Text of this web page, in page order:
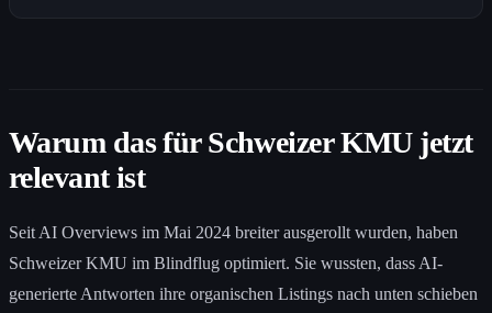
Warum das für Schweizer KMU jetzt
relevant ist
Seit AI Overviews im Mai 2024 breiter ausgerollt wurden, haben
Schweizer KMU im Blindflug optimiert. Sie wussten, dass AI-
generierte Antworten ihre organischen Listings nach unten schieben